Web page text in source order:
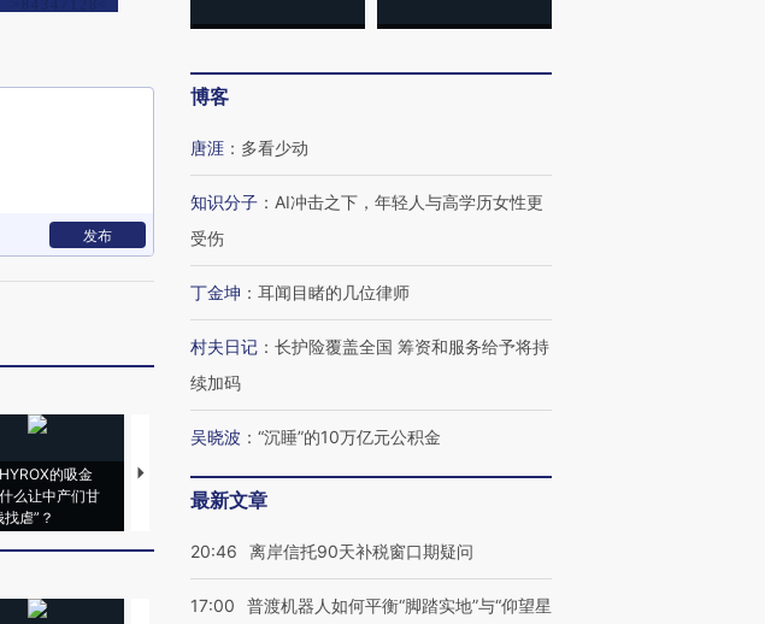
发布
的吸金
么让中产们甘
虐”？
马航飞行员跨国走私7万
粒摇头丸 尿检体内含3种
视线｜被称为“蟑螂”的印
视线｜“入侵”还是“人道危
博客
唐涯 ： 多看少动
知识分子 ： AI冲击之下，年轻人与高学历女性更
受伤
丁金坤 ： 耳闻目睹的几位律师
村夫日记 ： 长护险覆盖全国 筹资和服务给予将持
续加码
吴晓波 ： “沉睡”的10万亿元公积金
最新文章
20:46 离岸信托90天补税窗口期疑问
17:00
普渡机器人如何平衡“脚踏实地”与“仰望星